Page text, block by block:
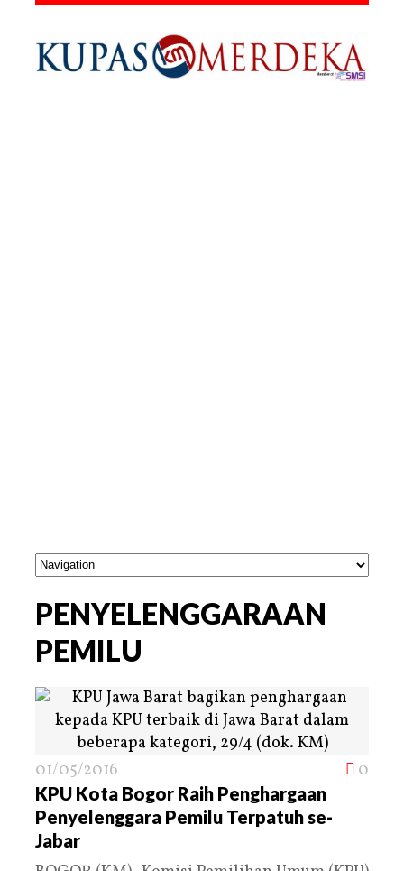
PENYELENGGARAAN
PEMILU
01/05/2016 0
KPU Kota Bogor Raih Penghargaan
Penyelenggara Pemilu Terpatuh se-
Jabar